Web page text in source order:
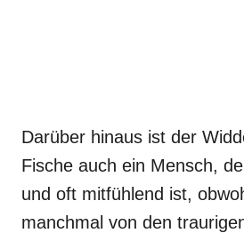
Darüber hinaus ist der
Fische auch ein Mensch,
und oft mitfühlend ist,
manchmal von den